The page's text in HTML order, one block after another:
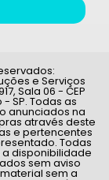
e Serviços
Sala 06 - CEP
SP. Todas as
anunciados na
através deste
e pertencentes
Todas
disponibilidade
sem aviso
sem a